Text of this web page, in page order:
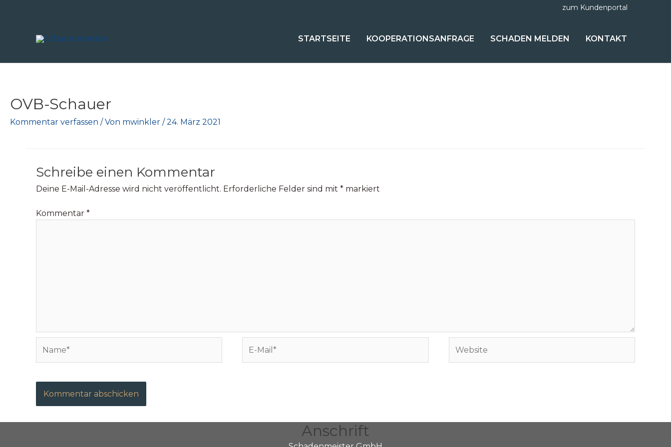
zum Kundenportal
STARTSEITE KOOPERATIONSANFRAGE SCHADEN MELDEN KONTAKT
OVB-Schauer
Kommentar verfassen / Von mwinkler /24. März 2021
Schreibe einen Kommentar
Deine E-Mail-Adresse wird nicht veröffentlicht. Erforderliche Felder sind mit * markiert
Kommentar *
Mail*
Anschrift